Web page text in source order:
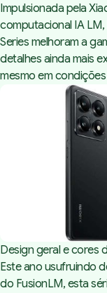
Impulsionada pela
computacional IA LM,
Series melhoram a
detalhes ainda mais
mesmo em
Design geral e cores
Este ano usufruindo
do FusionLM, esta